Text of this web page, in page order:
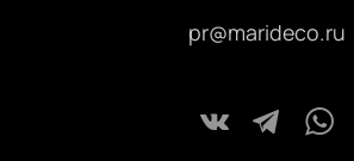
pr@marideco.ru